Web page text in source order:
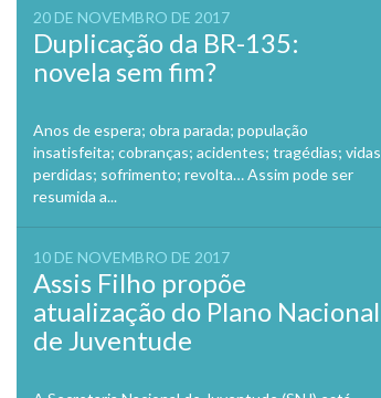
20 DE NOVEMBRO DE 2017
Duplicação da BR-135:
novela sem fim?
Anos de espera; obra parada; população
insatisfeita; cobranças; acidentes; tragédias; vidas
perdidas; sofrimento; revolta… Assim pode ser
resumida a...
10 DE NOVEMBRO DE 2017
Assis Filho propõe
atualização do Plano Nacional
de Juventude